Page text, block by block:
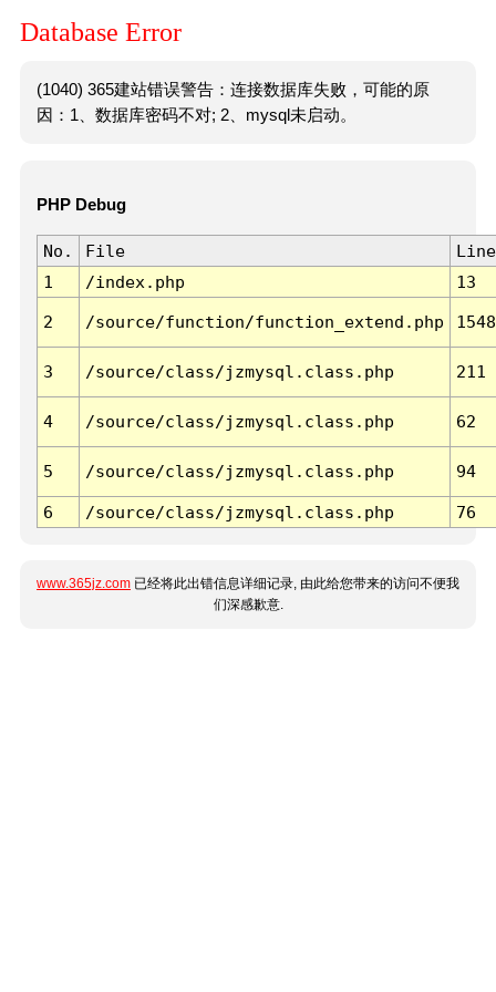
Database Error
(1040) 365建站错误警告：连接数据库失败，可能的原
因：1、数据库密码不对; 2、mysql未启动。
PHP Debug
No. File
Line
1
/index.php 13
2 /source/function/function_extend.php 1548
3 /source/class/jzmysql.class.php 211
4 /source/class/jzmysql.class.php 62
5 /source/class/jzmysql.class.php 94
6 /source/class/jzmysql.class.php 76
www.365jz.com 已经将此出错信息详细记录, 由此给您带来的访问不便我
们深感歉意.